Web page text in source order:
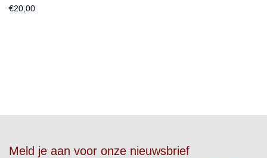
€20,00
Meld je aan voor onze nieuwsbrief